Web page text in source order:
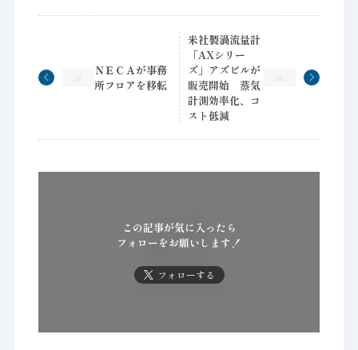
ＮＥＣＡが事務
所フロアを移転
米社製渦流量計
「AXシリー
ズ」アズビルが
販売開始 蒸気
計測効率化、コ
スト低減
この記事が気に入ったら
フォローをお願いします！
フォローする